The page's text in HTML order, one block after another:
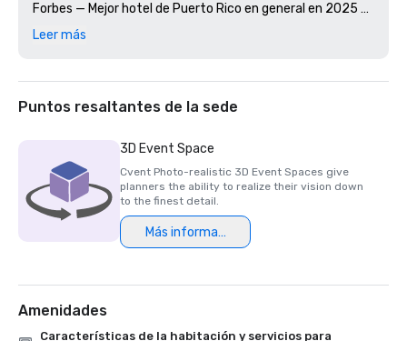
Forbes — Mejor hotel de Puerto Rico en general en 2025
Condé Nast Traveler 2025 Readers' Choice Awards —
Puerto Rico
WedingPro de Wedding Wire - Premio Couple's Choice 2026
Leer más
Puntos resaltantes de la sede
3D Event Space
Cvent Photo-realistic 3D Event Spaces give
planners the ability to realize their vision down
to the finest detail.
Más información
Amenidades
Características de la habitación y servicios para